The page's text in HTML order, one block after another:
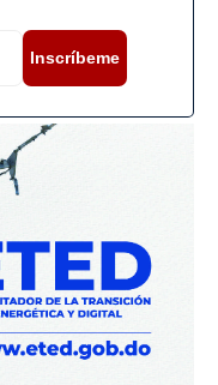
Inscríbeme